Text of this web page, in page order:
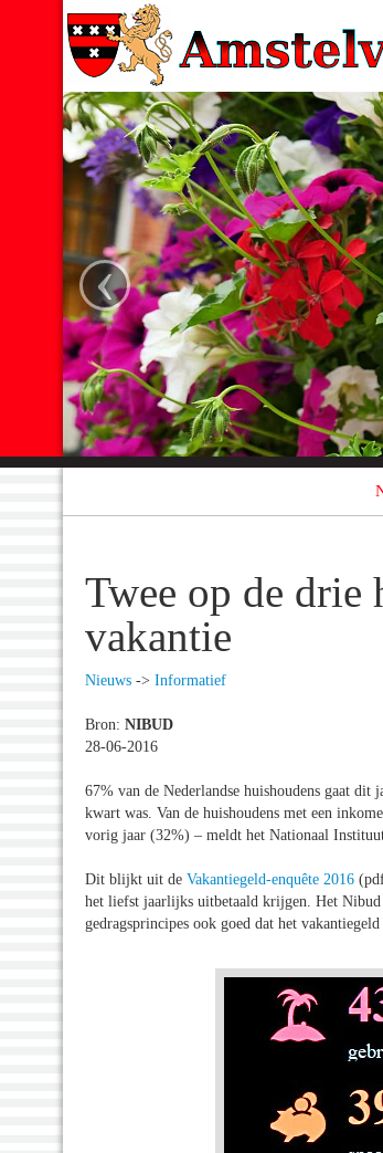
‹
Twee op de drie
vakantie
Nieuws -> Informatief
Bron: NIBUD
28-06-2016
67% van de Nederlandse huishoudens gaat
kwart was. Van de huishoudens met een
vorig jaar (32%) – meldt het Nationaal
Dit blijkt uit de Vakantiegeld-enquête 2016
het liefst jaarlijks uitbetaald krijgen. Het Nibud
gedragsprincipes ook goed dat het